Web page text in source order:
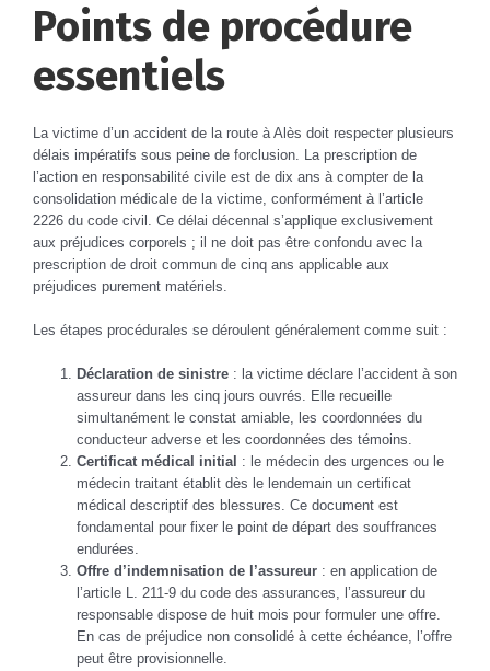
Points de procédure
essentiels
La victime d’un accident de la route à Alès doit respecter plusieurs
délais impératifs sous peine de forclusion. La prescription de
l’action en responsabilité civile est de dix ans à compter de la
consolidation médicale de la victime, conformément à l’article
2226 du code civil. Ce délai décennal s’applique exclusivement
aux préjudices corporels ; il ne doit pas être confondu avec la
prescription de droit commun de cinq ans applicable aux
préjudices purement matériels.
Les étapes procédurales se déroulent généralement comme suit :
Déclaration de sinistre : la victime déclare l’accident à son
assureur dans les cinq jours ouvrés. Elle recueille
simultanément le constat amiable, les coordonnées du
conducteur adverse et les coordonnées des témoins.
Certificat médical initial : le médecin des urgences ou le
médecin traitant établit dès le lendemain un certificat
médical descriptif des blessures. Ce document est
fondamental pour fixer le point de départ des souffrances
endurées.
Offre d’indemnisation de l’assureur : en application de
l’article L. 211-9 du code des assurances, l’assureur du
responsable dispose de huit mois pour formuler une offre.
En cas de préjudice non consolidé à cette échéance, l’offre
peut être provisionnelle.